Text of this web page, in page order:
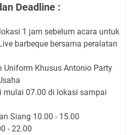
Deadline :
1 jam sebelum acara untuk
barbeque bersama peralatan
Uniform Khusus Antonio Party
mulai 07.00 di lokasi sampai
Siang 10.00 - 15.00
- 22.00